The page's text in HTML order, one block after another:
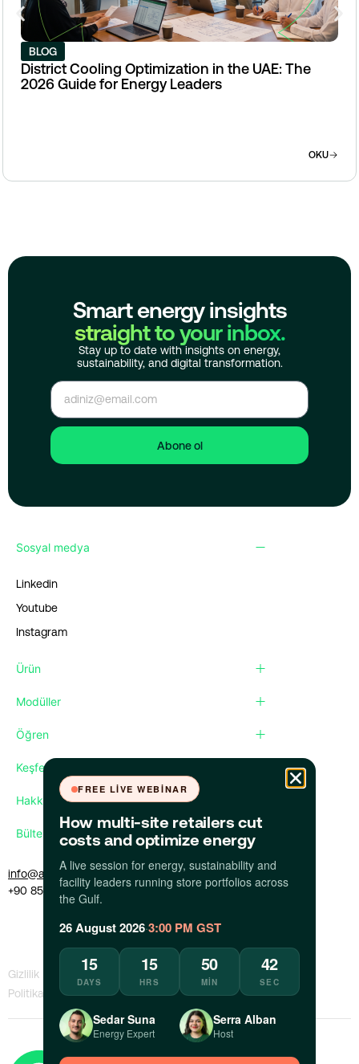
BLOG
District Cooling Optimization in the UAE: The
2026 Guide for Energy Leaders
OKU
Smart energy insights
straight to your inbox.
Stay up to date with insights on energy,
sustainability, and digital transformation.
Abone ol
Sosyal medya
Linkedin
Youtube
Instagram
Ürün
Modüller
Öğren
Keşfet
Hakkımızda
Bültenimize abone olun
info@apollo.eco
+90 850 309 35 09
Gizlilik
Politikası
KVKK
Politikası
Bilgi Sızdıran
Politikası
Bir Sorunu
Bildir
FREE LIVE WEBINAR
How multi-site retailers cut
costs and optimize energy
A live session for energy, sustainability and
facility leaders running store portfolios across
the Gulf.
26 August 2026·3:00 PM GST
15
DAYS
15
HRS
50
MIN
41
SEC
Sedar Suna
Energy Expert
Serra Alban
Host